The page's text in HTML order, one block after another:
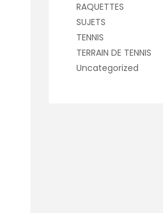
RAQUETTES
SUJETS
TENNIS
TERRAIN DE TENNIS
Uncategorized